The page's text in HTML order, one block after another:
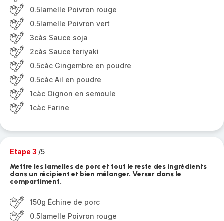
0.5lamelle Poivron rouge
0.5lamelle Poivron vert
3càs Sauce soja
2càs Sauce teriyaki
0.5càc Gingembre en poudre
0.5càc Ail en poudre
1càc Oignon en semoule
1càc Farine
Etape 3 /5
Mettre les lamelles de porc et tout le reste des ingrédients
dans un récipient et bien mélanger. Verser dans le
compartiment.
150g Échine de porc
0.5lamelle Poivron rouge